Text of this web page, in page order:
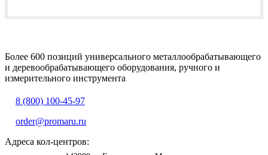
Более 600 позиций универсального металлообрабатывающего
и деревообрабатывающего оборудования, ручного и
измерительного инструмента
8 (800) 100-45-97
order@promaru.ru
Адреса кол-центров: